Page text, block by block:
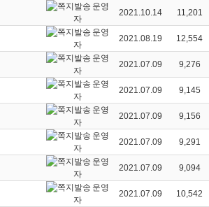
운영
자
2021.10.14 11,201
운영
자
2021.08.19 12,554
운영
자
2021.07.09 9,276
운영
자
2021.07.09 9,145
운영
자
2021.07.09 9,156
운영
자
2021.07.09 9,291
운영
자
2021.07.09 9,094
운영
자
2021.07.09 10,542